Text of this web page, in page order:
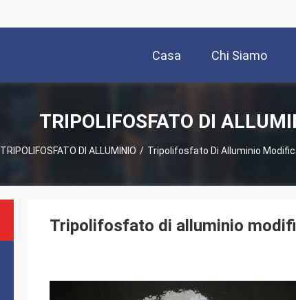
Casa Chi Siamo
TRIPOLIFOSFATO DI
TRIPOLIFOSFATO DI ALLUMINIO / Tripolifosfato Di Alluminio
Tripolifosfato di alluminio